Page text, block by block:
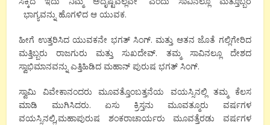
ಭಾಗ್ಯವನ್ನು ಹೊಗಳಿದ ಆ ಯುವಕ.
ಹೀಗೆ ಉತ್ತರಿಸಿದ ಯುವಕನೇ ಭಗತ್ ಸಿಂಗ್. ಮತ್ತು ಆತನ ಜೊತೆ ಗಲ್ಲಿಗೇರಿದ
ಮತ್ತಿಬ್ಬರು ರಾಜಗುರು ಮತ್ತು ಸುಖದೇವ್. ತಮ್ಮ ಸಾವಿನಲ್ಲೂ ದೇಶದ
ಸ್ವಾಭಿಮಾನವನ್ನು ಎತ್ತಿಹಿಡಿದ ಮಹಾನ್ ಪುರುಷ ಭಗತ್ ಸಿಂಗ್.
ಸ್ವಾಮಿ ವಿವೇಕಾನಂದರು ಮೂವತ್ತೊಂಬತ್ತನೆಯ ವಯಸ್ಸಿನಲ್ಲಿ ತಮ್ಮ ಕೆಲಸ
ಮಾಡಿ ಮುಗಿಸಿದರು. ಏಸು ಕ್ರಿಸ್ತನು ಮೂವತ್ಮೂರು ವರ್ಷಗಳ
ವಯಸ್ಸಿನಲ್ಲಿ,ಮಹಾಪುರುಷ ಶಂಕರಾಚಾರ್ಯರು ಮೂವತ್ತೆರಡು ವರ್ಷಗಳ